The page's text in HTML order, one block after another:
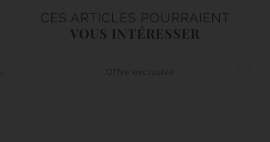
CES ARTICLES POURRAIENT
VOUS INTÉRESSER